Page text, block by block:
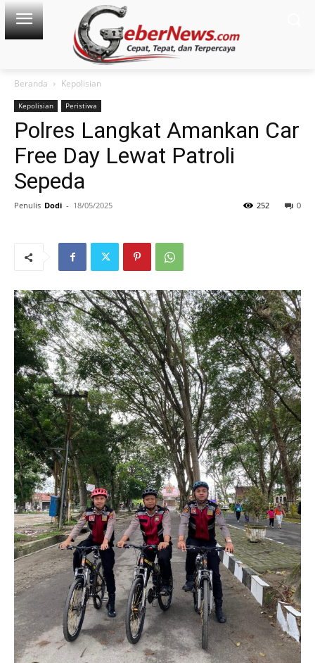
Beranda Kepolisian
Kepolisian Peristiwa
Polres Langkat Amankan Car
Free Day Lewat Patroli
Sepeda
Penulis Dodi - 18/05/2025 0
252